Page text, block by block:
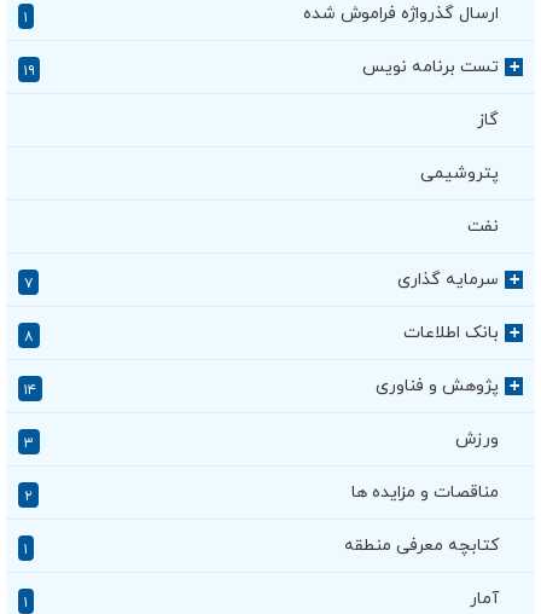
ارسال گذرواژه فراموش شده
+ تست برنامه نویس ۱۹
گاز
پتروشیمی
نفت
+ سرمایه گذاری ۷
+ بانک اطلاعات ۸
+ پژوهش و فناوری ۱۴
ورزش ۳
مناقصات و مزایده ها ۲
کتابچه معرفی منطقه
آمار